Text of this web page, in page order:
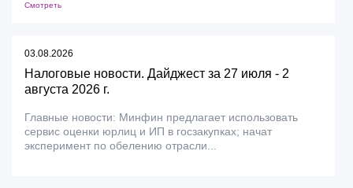
Смотреть
03.08.2026
Налоговые новости. Дайджест за 27 июля - 2
августа 2026 г.
Главные новости: Минфин предлагает использовать
сервис оценки юрлиц и ИП в госзакупках; начат
эксперимент по обелению отрасли...